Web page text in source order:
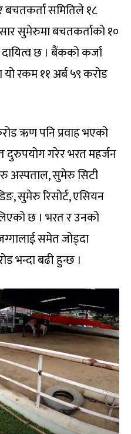
समितिले १८
सुमेरुमा बचतकर्ताको १०
छ । बैंकको कर्जा
रकम ११ अर्ब ५९ करोड
ऋण पनि प्रवाह भएको
दुरुपयोग गरेर भरत महर्जन
अस्पताल, सुमेरु सिटी
सुमेरु रिसोर्ट, एसियन
छ । भरत र उनको
समेत जोड्दा
भन्दा बढी हुन्छ ।